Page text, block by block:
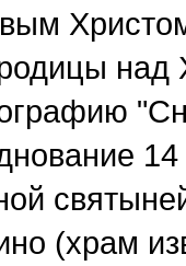
над
(храм